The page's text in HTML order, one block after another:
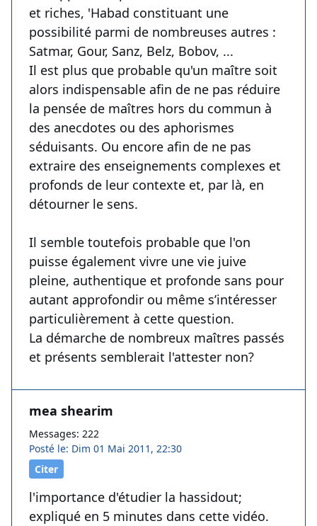
et riches, 'Habad constituant une
possibilité parmi de nombreuses autres :
Satmar, Gour, Sanz, Belz, Bobov, ...
Il est plus que probable qu'un maître soit
alors indispensable afin de ne pas réduire
la pensée de maîtres hors du commun à
des anecdotes ou des aphorismes
séduisants. Ou encore afin de ne pas
extraire des enseignements complexes et
profonds de leur contexte et, par là, en
détourner le sens.
Il semble toutefois probable que l'on
puisse également vivre une vie juive
pleine, authentique et profonde sans pour
autant approfondir ou même s’intéresser
particulièrement à cette question.
La démarche de nombreux maîtres passés
et présents semblerait l'attester non?
mea shearim
Messages: 222
Posté le: Dim 01 Mai 2011, 22:30
Citer
l'importance d'étudier la hassidout;
expliqué en 5 minutes dans cette vidéo.